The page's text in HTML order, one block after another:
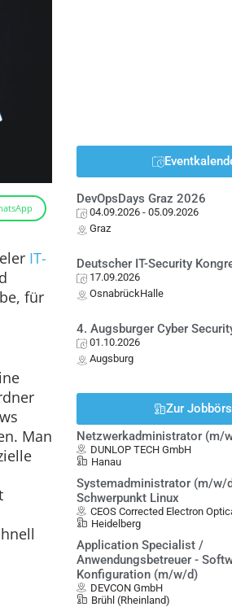
IT-
für
Man
DevOpsDays Graz 2026
04.09.2026 - 05.09.2026
Graz
Deutscher IT-Security
17.09.2026
OsnabrückHalle
4. Augsburger Cyber
01.10.2026
Augsburg
Zur
Netzwerkadministrator (m/
DUNLOP TECH GmbH
Hanau
Systemadministrator (m/w/
Schwerpunkt Linux
CEOS Corrected Electron
Heidelberg
Application Specialist /
Anwendungsbetreuer -
Konfiguration (m/w/d)
DEVCON GmbH
Brühl (Rheinland)